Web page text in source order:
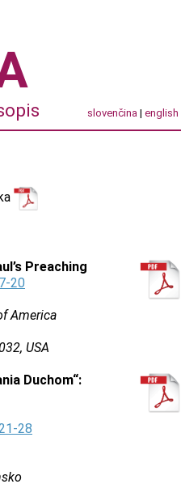
slovenčina | english
Preaching
20
America
USA
Duchom“:
28